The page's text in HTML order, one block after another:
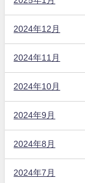
2024年12月
2024年11月
2024年10月
2024年9月
2024年8月
2024年7月